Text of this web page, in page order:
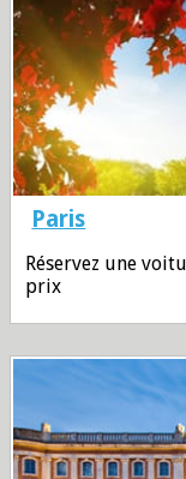
Paris
Réservez une
prix